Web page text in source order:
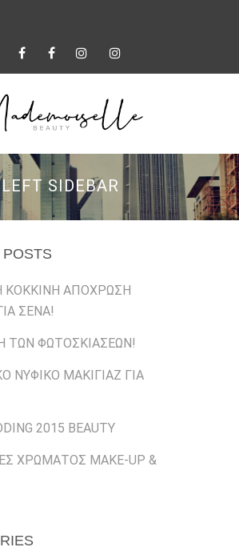
LEFT SIDEBAR
ΚΟΚΚΙΝΗ ΑΠΟΧΡΩΣΗ
ΣΕΝΑ!
ΤΩΝ ΦΩΤΟΣΚΙΑΣΕΩΝ!
ΝΥΦΙΚΟ ΜΑΚΙΓΙΑΖ ΓΙΑ
2015 BEAUTY
ΧΡΩΜΑΤΟΣ MAKE-UP &